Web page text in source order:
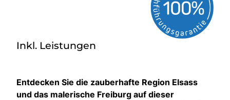
Inkl. Leistungen
Entdecken Sie die zauberhafte Region Elsass
und das malerische Freiburg auf dieser